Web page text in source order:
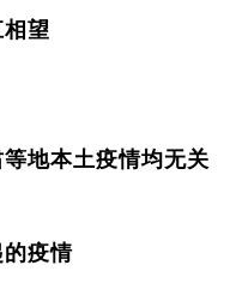
望
地本土疫情均无关
疫情